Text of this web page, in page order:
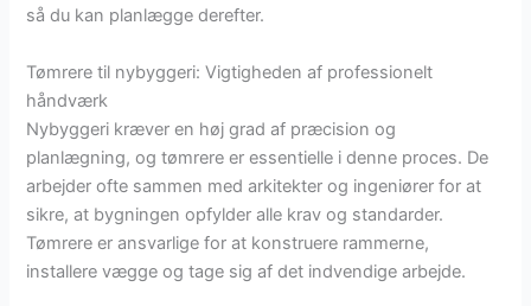
så du kan planlægge derefter.
Tømrere til nybyggeri: Vigtigheden af professionelt
håndværk
Nybyggeri kræver en høj grad af præcision og
planlægning, og tømrere er essentielle i denne proces. De
arbejder ofte sammen med arkitekter og ingeniører for at
sikre, at bygningen opfylder alle krav og standarder.
Tømrere er ansvarlige for at konstruere rammerne,
installere vægge og tage sig af det indvendige arbejde.